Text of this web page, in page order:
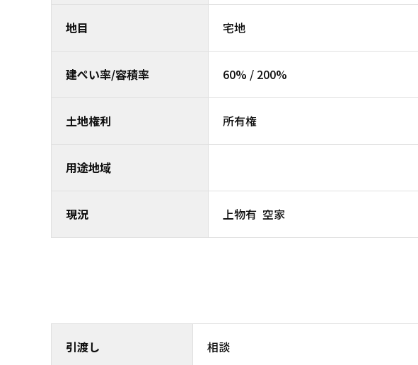
地目 宅地
建ぺい率/容積率 60% / 200%
土地権利 所有権
用途地域
現況 上物有 空家
引渡し 相談